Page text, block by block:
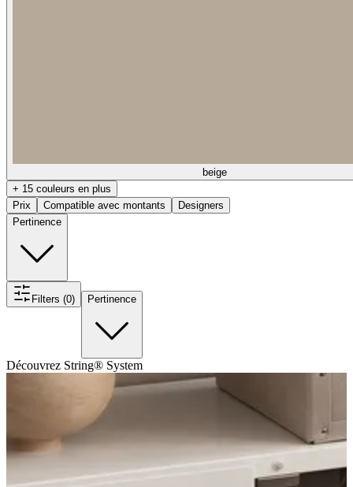
beige
+ 15 couleurs en plus
Prix
Compatible avec montants
Designers
Pertinence
Filters (0) Pertinence
Découvrez String® System